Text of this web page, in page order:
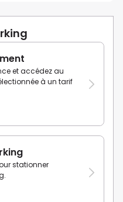
et accédez au
à un tarif
stationner